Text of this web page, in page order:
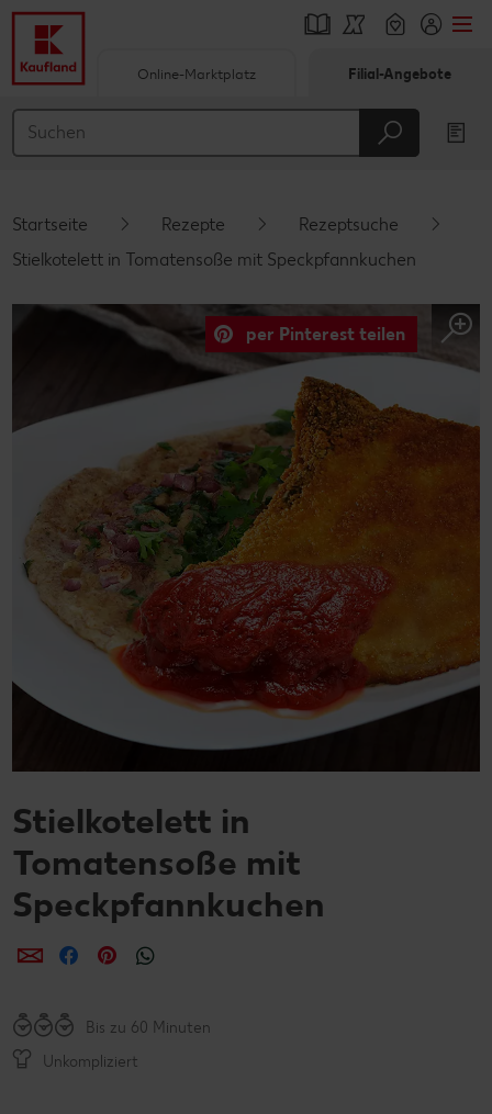
Hauptinhalt
Schwebender Seitenbereich
Online-Marktplatz Filial-Angebote
Startseite Rezepte
Rezeptsuche
Stielkotelett in Tomatensoße mit Speckpfannkuchen
per Pinterest teilen
Stielkotelett in
Tomatensoße mit
Speckpfannkuchen
per E-Mail teilen
per Facebook teilen
per Pinterest teilen
Bis zu 60 Minuten
Unkompliziert